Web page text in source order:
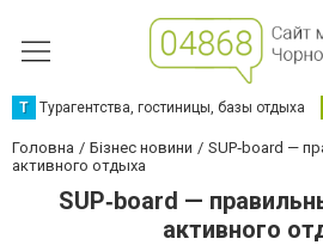
Т Турагентства, гостиницы, базы отдыха
Головна Бізнес новини
SUP‑board —
активного отдыха
SUP‑board —
активного